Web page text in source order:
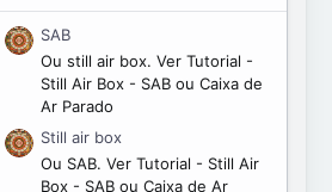
SAB
Ou still air box. Ver Tutorial -
Still Air Box - SAB ou Caixa de
Ar Parado
Still air box
Ou SAB. Ver Tutorial - Still Air
Box - SAB ou Caixa de Ar